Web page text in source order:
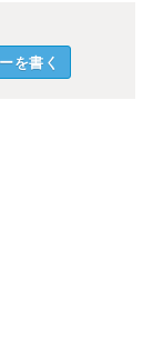
を書く